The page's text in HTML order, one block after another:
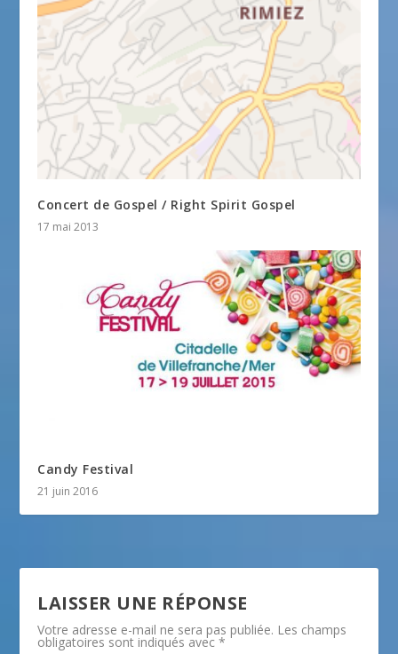
Concert de Gospel / Right Spirit Gospel
17 mai 2013
Candy Festival
21 juin 2016
LAISSER UNE RÉPONSE
Votre adresse e-mail ne sera pas publiée. Les champs
obligatoires sont indiqués avec*